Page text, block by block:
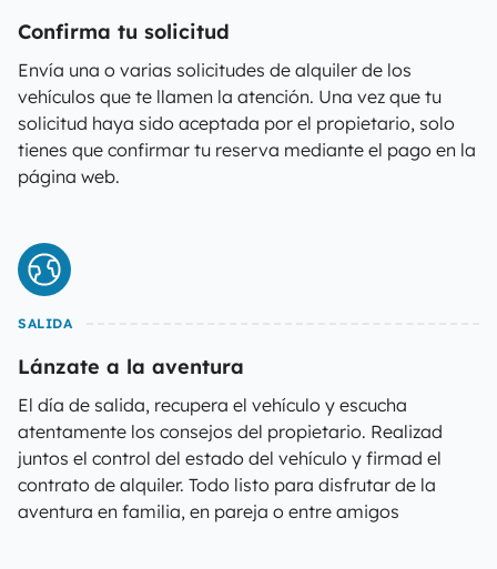
Confirma tu solicitud
Envía una o varias solicitudes de alquiler de los
vehículos que te llamen la atención. Una vez que tu
solicitud haya sido aceptada por el propietario, solo
tienes que confirmar tu reserva mediante el pago en la
página web.
SALIDA
Lánzate a la aventura
El día de salida, recupera el vehículo y escucha
atentamente los consejos del propietario. Realizad
juntos el control del estado del vehículo y firmad el
contrato de alquiler. Todo listo para disfrutar de la
aventura en familia, en pareja o entre amigos